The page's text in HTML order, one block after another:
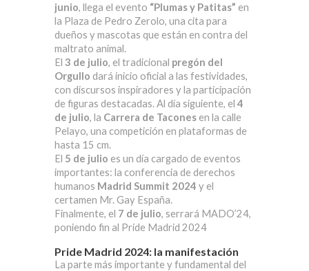
junio, llega el evento “Plumas y Patitas” en
la Plaza de Pedro Zerolo, una cita para
dueños y mascotas que están en contra del
maltrato animal.
El 3 de julio, el tradicional pregón del
Orgullo dará inicio oficial a las festividades,
con discursos inspiradores y la participación
de figuras destacadas. Al día siguiente, el 4
de julio, la Carrera de Tacones en la calle
Pelayo, una competición en plataformas de
hasta 15 cm.
El 5 de julio es un día cargado de eventos
importantes: la conferencia de derechos
humanos Madrid Summit 2024 y el
certamen Mr. Gay España.
Finalmente, el 7 de julio, serrará MADO’24,
poniendo fin al Pride Madrid 2024
Pride Madrid 2024: la manifestación
La parte más importante y fundamental del